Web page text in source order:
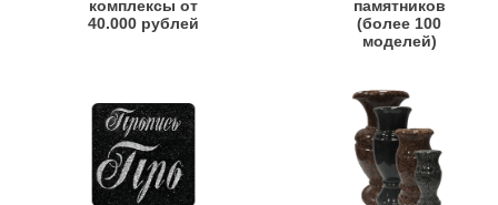
комплексы от
40.000 рублей
памятников
(более 100
моделей)